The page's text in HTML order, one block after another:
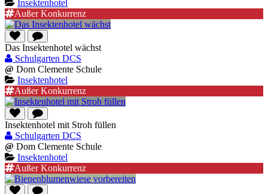
Insektenhotel
Außer Konkurrenz
Das Insektenhotel wächst
Schulgarten DCS
@ Dom Clemente Schule
Insektenhotel
Außer Konkurrenz
Insektenhotel mit Stroh füllen
Schulgarten DCS
@ Dom Clemente Schule
Insektenhotel
Außer Konkurrenz